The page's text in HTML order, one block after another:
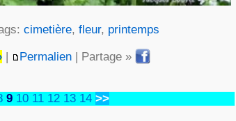
cimetière,fleur, printemps
| Permalien | Partage »
9 10 11 12 13 14 >>